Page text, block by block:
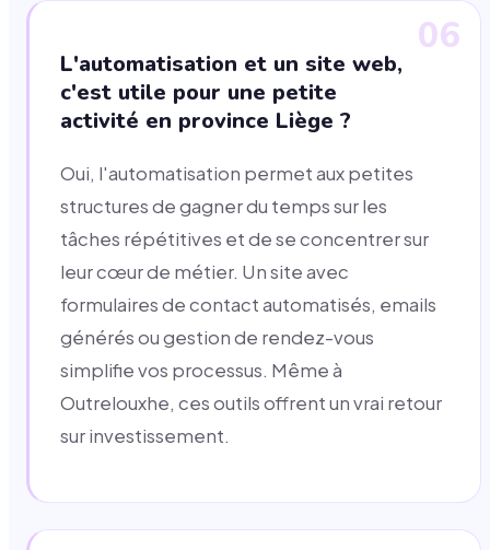
06
L'automatisation et un site web,
c'est utile pour une petite
activité en province Liège ?
Oui, l'automatisation permet aux petites
structures de gagner du temps sur les
tâches répétitives et de se concentrer sur
leur cœur de métier. Un site avec
formulaires de contact automatisés, emails
générés ou gestion de rendez-vous
simplifie vos processus. Même à
Outrelouxhe, ces outils offrent un vrai retour
sur investissement.